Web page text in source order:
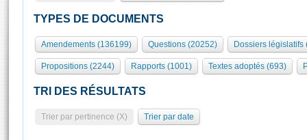
Présidence
577 députés
Groupes politiques
Séance publique
Commissions et autres organes
Europe et International
Pétitions
Rôle et pouvoirs de l'Assemblée
Organisation de l'Assemblée
Présidence Conférence des Présidents Bureau Collège des
Statistiques et chiffres clés
Visiter l'Assemblée
Visite virtuelle du palais Bourbon
Assister à une séance
TYPES DE DOCUMENTS
Amendements (136199) Questions (20252) Dossiers législatifs
Propositions (2244) Rapports (1001) Textes adoptés (693)
TRI DES RÉSULTATS
Trier par pertinence (X) Trier par date